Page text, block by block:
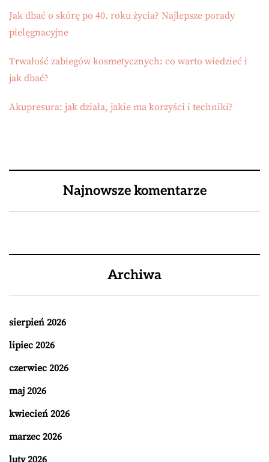
Jak dbać o skórę po 40. roku życia? Najlepsze porady
pielęgnacyjne
Trwałość zabiegów kosmetycznych: co warto wiedzieć i
jak dbać?
Akupresura: jak działa, jakie ma korzyści i techniki?
Najnowsze komentarze
Archiwa
sierpień 2026
lipiec 2026
czerwiec 2026
maj 2026
kwiecień 2026
marzec 2026